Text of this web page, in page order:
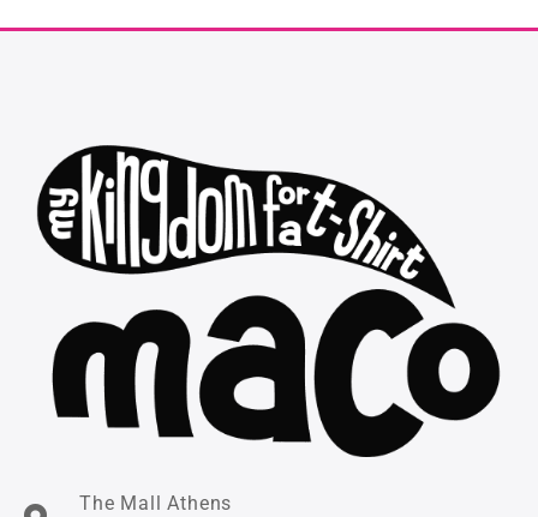
The Mall Athens